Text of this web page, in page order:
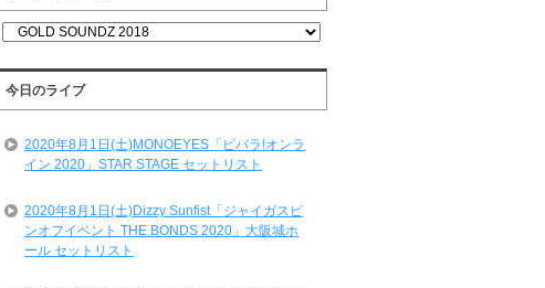
テ
ィ
ス
一
今日のライブ
2020年8月1日(土)MONOEYES「ビバラ!オンラ
イン 2020」STAR STAGE セットリスト
2020年8月1日(土)Dizzy Sunfist「ジャイガスピ
ンオフイベント THE BONDS 2020」大阪城ホ
ール セットリスト